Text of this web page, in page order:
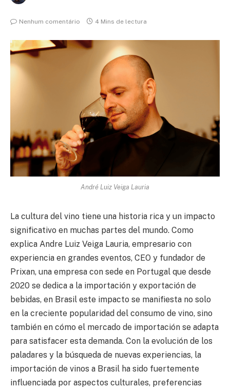
Nenhum comentário 4 Mins de lectura
André Luiz Veiga Lauria
La cultura del vino tiene una historia rica y un impacto
significativo en muchas partes del mundo. Como
explica Andre Luiz Veiga Lauria, empresario con
experiencia en grandes eventos, CEO y fundador de
Prixan, una empresa con sede en Portugal que desde
2020 se dedica a la importación y exportación de
bebidas, en Brasil este impacto se manifiesta no solo
en la creciente popularidad del consumo de vino, sino
también en cómo el mercado de importación se adapta
para satisfacer esta demanda. Con la evolución de los
paladares y la búsqueda de nuevas experiencias, la
importación de vinos a Brasil ha sido fuertemente
influenciada por aspectos culturales, preferencias